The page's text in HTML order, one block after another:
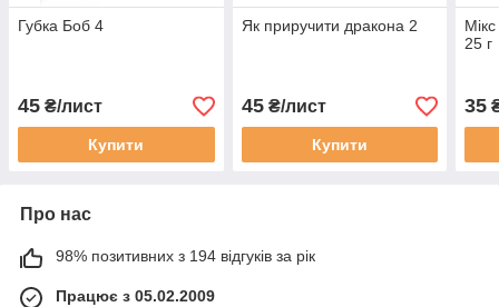
Губка Боб 4
45 ₴/лист
Купити
Як приручити дракона 2
45₴/лист
Купити
25 г
35
Про нас
98% позитивних з 194 відгуків за рік
Працює з 05.02.2009